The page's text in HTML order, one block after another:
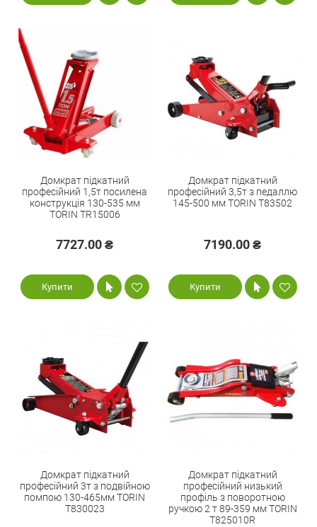
Домкрат підкатний
професійний 1,5т посилена
конструкція 130-535 мм
TORIN TR15006
7727.00 ₴
Купити
Домкрат підкатний
професійний 3,5т з педаллю
145-500 мм TORIN T83502
7190.00 ₴
Купити
Домкрат підкатний
професійний 3т з подвійною
помпою 130-465мм TORIN
T830023
Домкрат підкатний
професійний низький
профіль з поворотною
ручкою 2 т 89-359 мм TORIN
T825010R